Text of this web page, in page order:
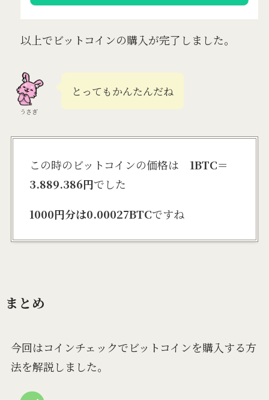
以上でビットコインの購入が完了しました。
うさぎ
とってもかんたんだね
この時のビットコインの価格は 1BTC＝
3.889.386円でした
1000円分は0.00027BTCですね
まとめ
今回はコインチェックでビットコインを購入する方
法を解説しました。